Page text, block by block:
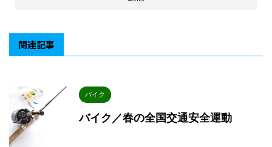
関連記事
バイク
バイク／春の全国交通安全運動